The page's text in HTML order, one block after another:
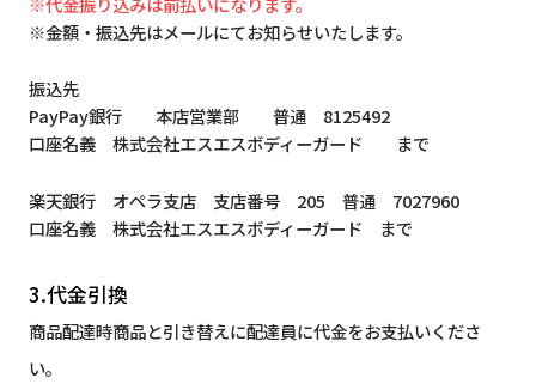
※金額・振込先はメールにてお知らせいたします。
振込先
PayPay銀行 本店営業部 普通 8125492
口座名義 株式会社エスエスボディーガード まで
楽天銀行 オペラ支店 支店番号 205 普通 7027960
口座名義 株式会社エスエスボディーガード まで
3.代金引換
商品配達時商品と引き替えに配達員に代金をお支払いくださ
い。